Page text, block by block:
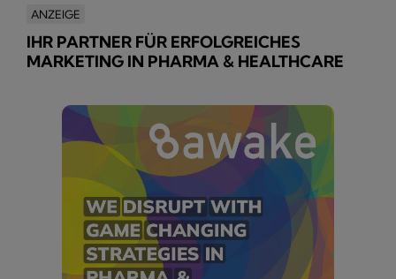
ANZEIGE
IHR PARTNER FÜR ERFOLGREICHES
MARKETING IN PHARMA & HEALTHCARE